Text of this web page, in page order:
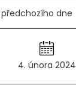
dne
4. února 2024